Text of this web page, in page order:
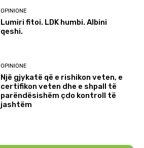
OPINIONE
Lumiri fitoi. LDK humbi. Albini
qeshi.
OPINIONE
Një gjykatë që e rishikon veten, e
certifikon veten dhe e shpall të
parëndësishëm çdo kontroll të
jashtëm